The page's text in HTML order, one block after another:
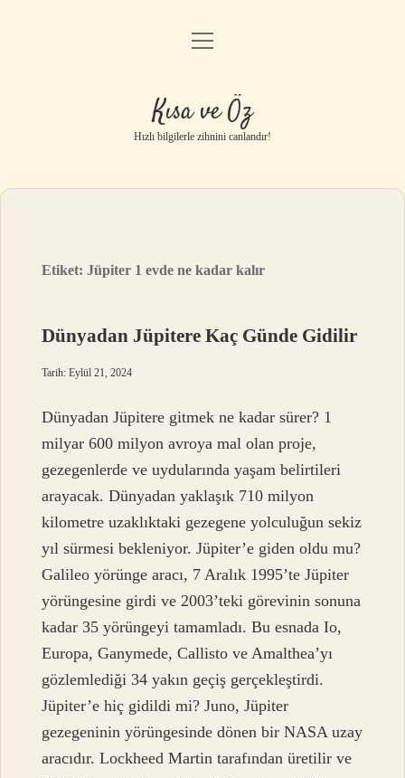
Anasayfa
Gizlilik Politikası
Yasal Uyarı
menüyü
Kısa ve Öz
Hızlı bilgilerle zihnini canlandır!
Etiket:Jüpiter 1 evde ne kadar kalır
Dünyadan Jüpitere Kaç Günde Gidilir
Tarih: Eylül 21, 2024
Dünyadan Jüpitere gitmek ne kadar sürer? 1
milyar 600 milyon avroya mal olan proje,
gezegenlerde ve uydularında yaşam belirtileri
arayacak. Dünyadan yaklaşık 710 milyon
kilometre uzaklıktaki gezegene yolculuğun sekiz
yıl sürmesi bekleniyor. Jüpiter’e giden oldu mu?
Galileo yörünge aracı, 7 Aralık 1995’te Jüpiter
yörüngesine girdi ve 2003’teki görevinin sonuna
kadar 35 yörüngeyi tamamladı. Bu esnada Io,
Europa, Ganymede, Callisto ve Amalthea’yı
gözlemlediği 34 yakın geçiş gerçekleştirdi.
Jüpiter’e hiç gidildi mi? Juno, Jüpiter
gezegeninin yörüngesinde dönen bir NASA uzay
aracıdır. Lockheed Martin tarafından üretilir ve